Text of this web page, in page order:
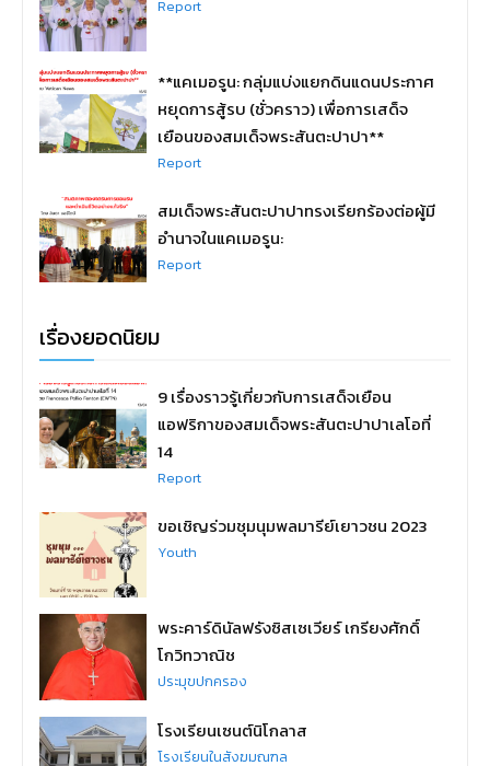
Report
**แคเมอรูน: กลุ่มแบ่งแยกดินแดนประกาศ
หยุดการสู้รบ (ชั่วคราว) เพื่อการเสด็จ
เยือนของสมเด็จพระสันตะปาปา**
Report
สมเด็จพระสันตะปาปาทรงเรียกร้องต่อผู้มี
อำนาจในแคเมอรูน:
Report
เรื่องยอดนิยม
9 เรื่องราวรู้เกี่ยวกับการเสด็จเยือน
แอฟริกาของสมเด็จพระสันตะปาปาเลโอที่
14
Report
ขอเชิญร่วมชุมนุมพลมารีย์เยาวชน 2023
Youth
พระคาร์ดินัลฟรังซิสเซเวียร์ เกรียงศักดิ์
โกวิทวาณิช
ประมุขปกครอง
โรงเรียนเซนต์นิโกลาส
โรงเรียนในสังฆมณฑล